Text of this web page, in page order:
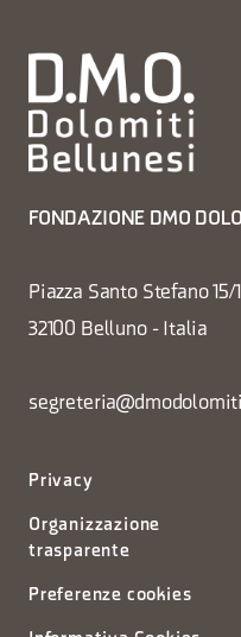
FONDAZIONE DMO
Piazza Santo Stefano 15/
32100 Belluno - Italia
Privacy
Organizzazione
trasparente
Preferenze cookies